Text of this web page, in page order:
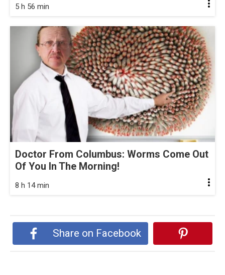
5 h 56 min
Doctor From Columbus: Worms Come Out
Of You In The Morning!
8 h 14 min
Share on Facebook